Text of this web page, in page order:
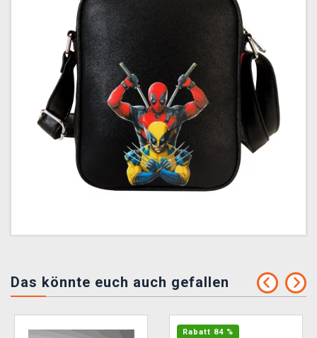
Das könnte euch auch gefallen
Rabatt 84 %